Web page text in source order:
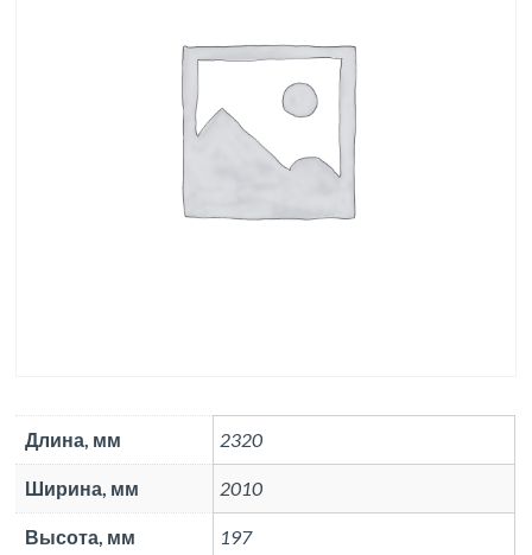
Длина, мм 2320
Ширина, мм 2010
Высота, мм 197